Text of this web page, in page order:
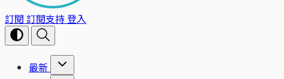
訂閱 訂閱支持登入
最新